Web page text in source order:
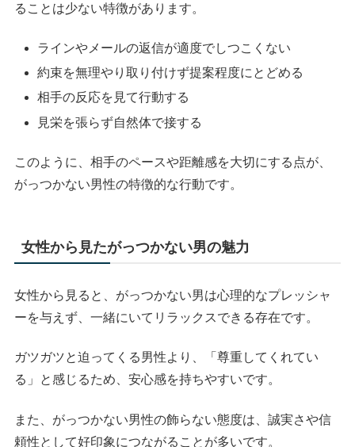
ることは少ない特徴があります。
ラインやメールの返信が適度でしつこくない
約束を無理やり取り付けず提案程度にとどめる
相手の反応を見て行動する
見栄を張らず自然体で接する
このように、相手のペースや距離感を大切にする点が、
がっつかない男性の特徴的な行動です。
女性から見たがっつかない男の魅力
女性から見ると、がっつかない男は心理的なプレッシャ
ーを与えず、一緒にいてリラックスできる存在です。
ガツガツと迫ってくる男性より、「尊重してくれてい
る」と感じるため、安心感を持ちやすいです。
また、がっつかない男性の飾らない態度は、誠実さや信
頼性として好印象につながることが多いです。